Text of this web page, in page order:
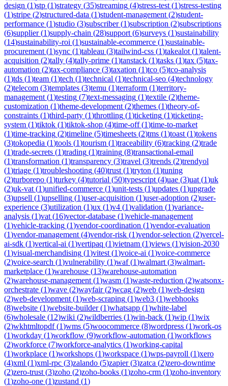
design (1)stp (1)strategy (35)streaming (4)stress-test (1)stress-testing
(1)stripe (2)structured-data (1)student-management (2)student-
performance (1)studio (3)subscriber(1)subscription (2)subscriptions
(6)supplier(1)supply-chain (28)support (6)surveys (1)sustainability
(14)sustainability-roi (1)sustainable-ecommerce (1)sustainable-
procurement (1)sync (1)tableau (3)tailwind-css (1)takealot (1)talent-
acquisition (2)tally (4)tally-prime (1)tanstack (1)tasks (1)tax (5)tax-
automation (2)tax-compliance (3)taxation (1)tco (5)tco-analysis
(1)tds (1)team (1)tech (1)technical (1)technical-seo (4)technology
(2)telecom (3)templates (3)temu (1)terraform (1)territory-
management (1)testing (7)text-messaging (1)textile (2)theme-
customization (1)theme-development (2)themes (1)theory-of-
constraints (1)third-party (1)throttling (1)ticketing (1)ticketing-
system (1)tiktok (1)tiktok-shop (4)time-off(1)time-to-market
(1)time-tracking (2)timeline (5)timesheets (2)tms (1)toast (1)tokens
(3)tokopedia (1)tools (1)tourism (1)traceability (6)tracking (2)trade
(1)trade-secrets (1)trading (1)training (8)transactional-email
(1)transformation (1)transparency (3)travel (3)trends (2)trendyol
(1)triage (1)troubleshooting (40)trust (1)tryton (1)tuning
(2)turborepo (1)turkey (4)tutorial (50)typescript (4)uae (3)uat (1)uk
(2)uk-vat (1)unified-commerce (1)unit-tests (1)updates (1)upgrade
(3)upsell (1)upselling (1)user-acquisition (1)user-adoption (2)user-
experience (3)utilization (1)ux (1)v4 (1)validation (1)variance-
analysis (1)vat (16)vector-database (1)vehicle-management
(1)vehicle-tracking (1)vendor-coordination (1)vendor-evaluation
(1)vendor-management (4)vendor-risk (1)vendor-selection (2)vercel-
ai-sdk (1)vertical-ai (1)vertipaq (1)vietnam (1)views (1)vision-2030
(1)visual-merchandising (1)vitest (1)voice-ai (1)voice-commerce
(2)voice-search (1)vulnerability (1)waf(1)walmart (3)walmart-
marketplace (1)warehouse (13)warehouse-automation
(2)warehouse-management (1)wasm (1)waste-reduction (2)watsonx-
orchestrate (1)wave (2)wayfair(2)wcag (2)web (1)web-design
(2)web-development (1)web-scraping (1)web3 (1)webhooks
(8)website (1)website-builder(1)whatsapp (1)white-label
(6)wholesale (12)wiki (2)wildberries (1)win-back (1)wip (1)wix
(2)wkhtmltopdf(1)wms (5)woocommerce (8)wordpress (1)work-os
(1)workday (1)workflow (9)workflow-automation (1)workflows
(2)workforce (7)workforce-analytics (1)working-capital
(1)workplace (1)workshops (1)workspace (1)wps-payroll (1)xero
(4)xml (1)xml-rpc (3)zalando (5)zapier(3)zatca (2)zero-downtime
(2)zero-trust (3)zoho (2)zoho-books (1)zoho-crm (1)zoho-inventory
(1)zoho-one (1)zustand (1)